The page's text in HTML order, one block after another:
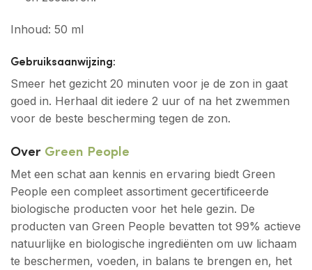
Inhoud: 50 ml
Gebruiksaanwijzing:
Smeer het gezicht 20 minuten voor je de zon in gaat
goed in. Herhaal dit iedere 2 uur of na het zwemmen
voor de beste bescherming tegen de zon.
Over Green People
Met een schat aan kennis en ervaring biedt Green
People een compleet assortiment gecertificeerde
biologische producten voor het hele gezin. De
producten van Green People bevatten tot 99% actieve
natuurlijke en biologische ingrediënten om uw lichaam
te beschermen, voeden, in balans te brengen en, het